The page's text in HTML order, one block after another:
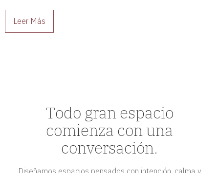
Leer Más
Todo gran espacio
comienza con una
conversación.
Diseñamos espacios pensados con intención, calma y